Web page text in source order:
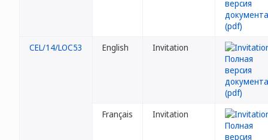
CEL/14/LOC53 English Invitation
Français Invitation